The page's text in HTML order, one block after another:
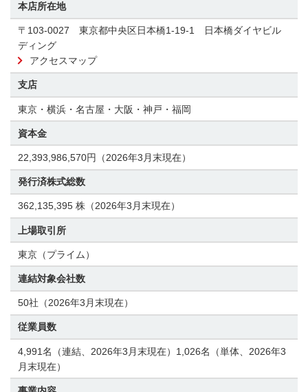
本店所在地
〒103-0027 東京都中央区日本橋1-19-1 日本橋ダイヤビル
ディング
アクセスマップ
支店
東京・横浜・名古屋・大阪・神戸・福岡
資本金
22,393,986,570円（2026年3月末現在）
発行済株式総数
362,135,395 株（2026年3月末現在）
上場取引所
東京（プライム）
連結対象会社数
50社（2026年3月末現在）
従業員数
4,991名（連結、2026年3月末現在）1,026名（単体、2026年3
月末現在）